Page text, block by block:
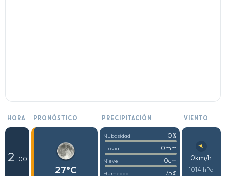
HORA PRONÓSTICO PRECIPITACIÓN VIENTO
2 : 00
27°C
Nubosidad 0%
Lluvia 0mm
Nieve 0cm
Humedad 75%
0km/h
1014 hPa